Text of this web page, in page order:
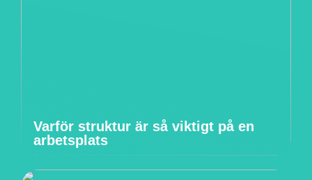
Varför struktur är så viktigt på en
arbetsplats